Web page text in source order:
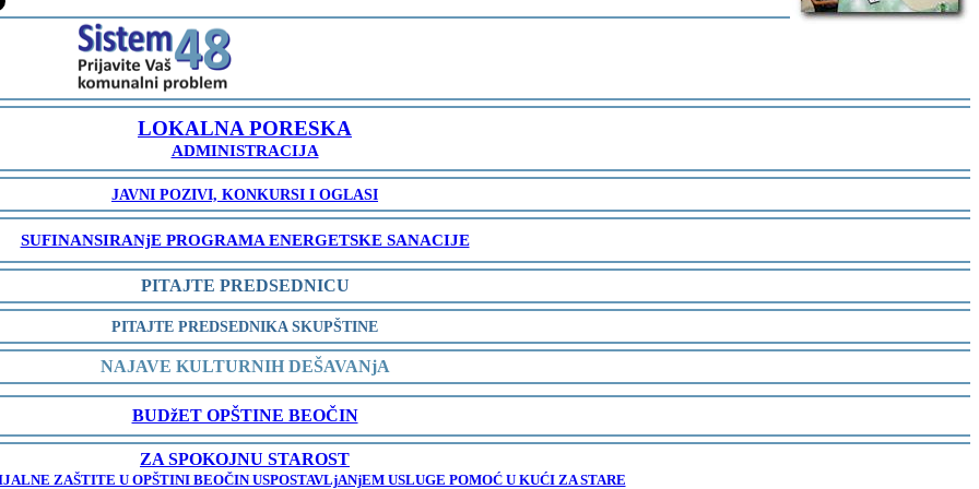
LOKALNA PORESKA
ADMINISTRACIJA
JAVNI POZIVI, KONKURSI I OGLASI
SUFINANSIRANjE PROGRAMA ENERGETSKE SANACIJE
PITAJTE PREDSEDNICU
PITAJTE PREDSEDNIKA SKUPŠTINE
NAJAVE KULTURNIH DEŠAVANjA
BUDžET OPŠTINE BEOČIN
ZA SPOKOJNU STAROST
ZAŠTITE U OPŠTINI BEOČIN USPOSTAVLjANjEM USLUGE POMOĆ U KUĆI ZA STARE